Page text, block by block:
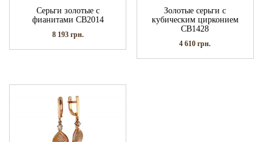
Серьги золотые с
фианитами СВ2014
8 193 грн.
Золотые серьги с
кубическим цирконием
СВ1428
4 610грн.